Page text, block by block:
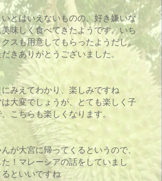
とはいえないものの、好き嫌いな
味しく食べてきたようです。いち
スも用意してもらったようだし。
きありがとうございました。
みえてわかり、楽しみですね
大変でしょうが、とても楽しく子
こちらも楽しくなります。
が大宮に帰ってくるというので、
！マレーシアの話をしていまし
といいですね